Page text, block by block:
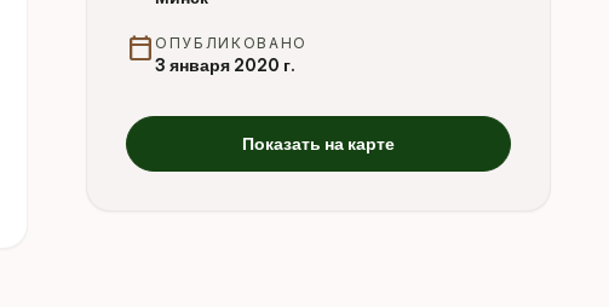
calendar_today ОПУБЛИКОВАНО
3 января 2020 г.
Показать на карте